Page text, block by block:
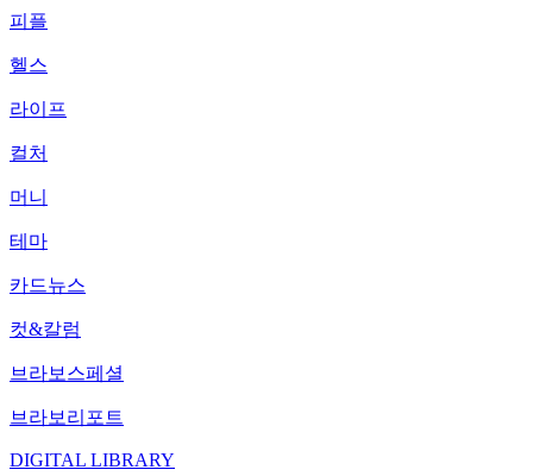
피플
헬스
라이프
컬처
머니
테마
카드뉴스
컷&칼럼
브라보스페셜
브라보리포트
DIGITAL LIBRARY